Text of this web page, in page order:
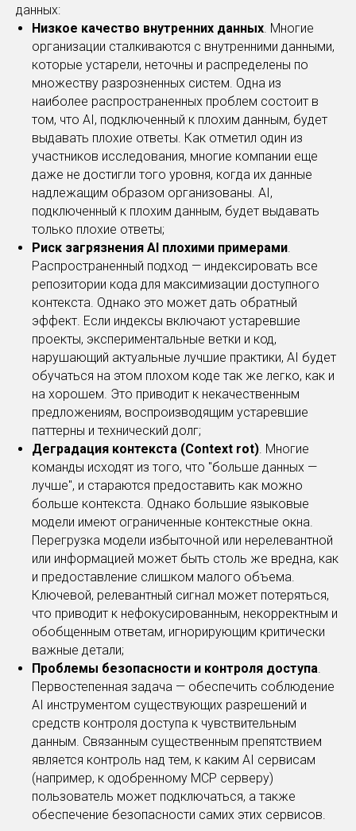
данных:
Низкое качество внутренних данных. Многие
организации сталкиваются с внутренними данными,
которые устарели, неточны и распределены по
множеству разрозненных систем. Одна из
наиболее распространенных проблем состоит в
том, что AI, подключенный к плохим данным, будет
выдавать плохие ответы. Как отметил один из
участников исследования, многие компании еще
даже не достигли того уровня, когда их данные
надлежащим образом организованы. AI,
подключенный к плохим данным, будет выдавать
только плохие ответы;
Риск загрязнения AI плохими примерами.
Распространенный подход — индексировать все
репозитории кода для максимизации доступного
контекста. Однако это может дать обратный
эффект. Если индексы включают устаревшие
проекты, экспериментальные ветки и код,
нарушающий актуальные лучшие практики, AI будет
обучаться на этом плохом коде так же легко, как и
на хорошем. Это приводит к некачественным
предложениям, воспроизводящим устаревшие
паттерны и технический долг;
Деградация контекста (Context rot). Многие
команды исходят из того, что "больше данных —
лучше", и стараются предоставить как можно
больше контекста. Однако большие языковые
модели имеют ограниченные контекстные окна.
Перегрузка модели избыточной или нерелевантной
или информацией может быть столь же вредна, как
и предоставление слишком малого объема.
Ключевой, релевантный сигнал может потеряться,
что приводит к нефокусированным, некорректным и
обобщенным ответам, игнорирующим критически
важные детали;
Проблемы безопасности и контроля доступа.
Первостепенная задача — обеспечить соблюдение
AI инструментом существующих разрешений и
средств контроля доступа к чувствительным
данным. Связанным существенным препятствием
является контроль над тем, к каким AI сервисам
(например, к одобренному MCP серверу)
пользователь может подключаться, а также
обеспечение безопасности самих этих сервисов.